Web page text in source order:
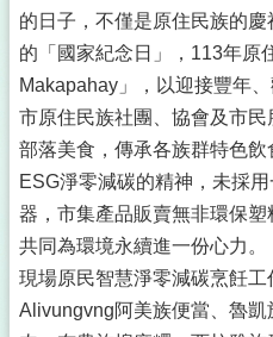
的日子，不僅是原住民族的
的「國家紀念日」，113年原
Makapahay」，以迎接豐年
市原住民族社團、協會及市
部落美食，傳承各族群特色
ESG淨零減碳的精神，未採
器，市集產品販賣無非環保
共同為環境永續進一份心力。
現場原民智慧淨零減碳烹飪
Alivungvng阿美族便當、魯